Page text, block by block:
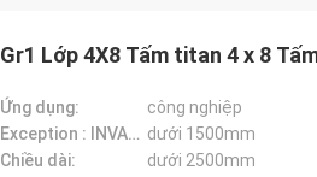
Gr1 Lớp 4X8 Tấm titan 4 x 8
Ứng dụng:
công nghiệp
Exception : INVALID_FETCH - getIP() ERROR: dưới 1500mm
Chiều dài:
dưới 2500mm